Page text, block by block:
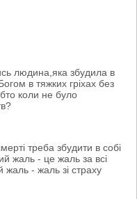
людина,яка збудила в
в тяжких гріхах без
коли не було
треба збудити в собі
жаль - це жаль за всі
жаль - жаль зі страху